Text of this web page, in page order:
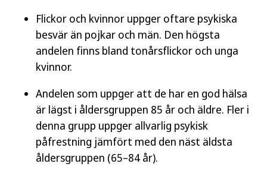
Flickor och kvinnor uppger oftare psykiska
besvär än pojkar och män. Den högsta
andelen finns bland tonårsflickor och unga
kvinnor.
Andelen som uppger att de har en god hälsa
är lägst i åldersgruppen 85 år och äldre. Fler i
denna grupp uppger allvarlig psykisk
påfrestning jämfört med den näst äldsta
åldersgruppen (65–84 år).